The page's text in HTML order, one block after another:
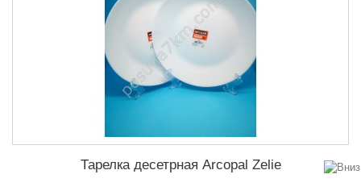
Тарелка десетрная Arcopal Zelie